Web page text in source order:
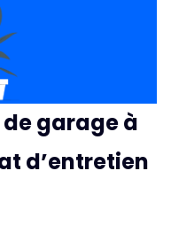
garage à
d’entretien